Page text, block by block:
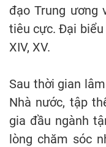
đạo Trung ương
tiêu cực. Đại biểu
XIV, XV.
Sau thời gian
Nhà nước, tập
gia đầu ngành
lòng chăm sóc